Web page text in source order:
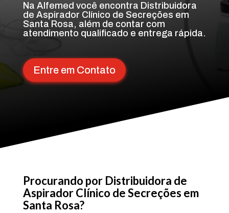
Na Alfemed você encontra Distribuidora
de Aspirador Clínico de Secreções em
Santa Rosa, além de contar com
atendimento qualificado e entrega rápida.
Entre em Contato
Procurando por Distribuidora de
Aspirador Clínico de Secreções em
Santa Rosa?